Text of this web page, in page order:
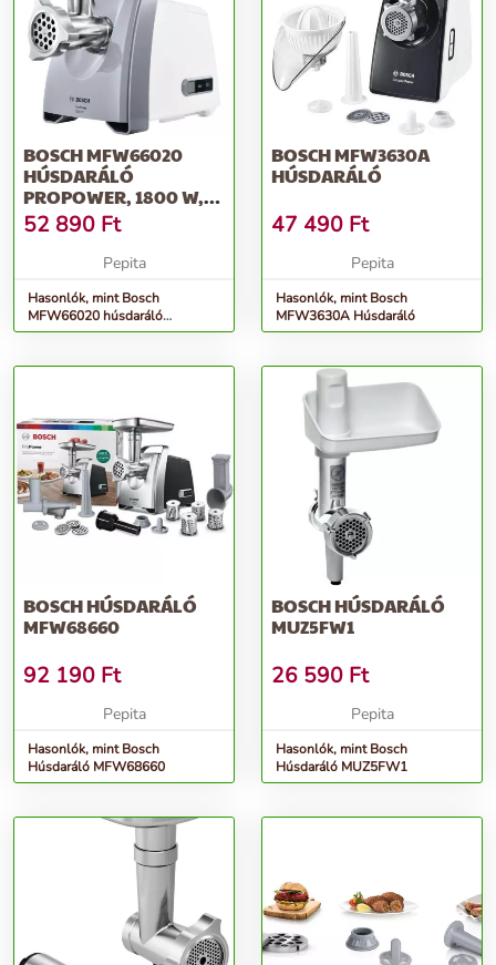
BOSCH MFW66020
HÚSDARÁLÓ
PROPOWER, 1800 W,
FEHÉR
52 890 Ft
Pepita
Hasonlók, mint Bosch
MFW66020 húsdaráló
ProPower, 1800 W, Fehér
BOSCH MFW3630A
HÚSDARÁLÓ
47 490 Ft
Pepita
Hasonlók, mint Bosch
MFW3630A Húsdaráló
BOSCH HÚSDARÁLÓ
MFW68660
92 190 Ft
Pepita
Hasonlók, mint Bosch
Húsdaráló MFW68660
BOSCH HÚSDARÁLÓ
MUZ5FW1
26 590 Ft
Pepita
Hasonlók, mint Bosch
Húsdaráló MUZ5FW1